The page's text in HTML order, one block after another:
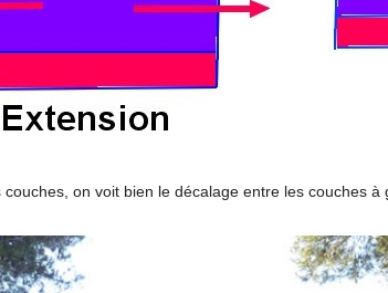
on voit bien le décalage entre les couches